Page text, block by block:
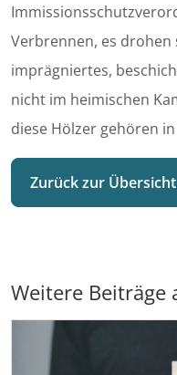
Verbrennen, es drohen
imprägniertes,
nicht im heimischen
diese Hölzer gehören
Zurück zur Übersicht
Weitere Beiträge